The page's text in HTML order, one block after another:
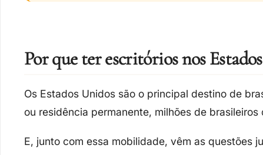
Por que ter escritórios nos
Os Estados Unidos são o principal destino de
ou residência permanente, milhões de
E, junto com essa mobilidade, vêm as questões